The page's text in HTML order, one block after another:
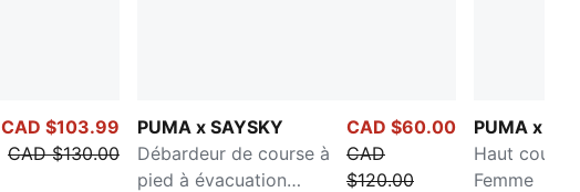
CAD $103.99
CAD $130.00
PUMA x SAYSKY
Débardeur de course à
pied à évacuation
CAD $60.00
CAD
$120.00
PUMA x
Haut court
Femme